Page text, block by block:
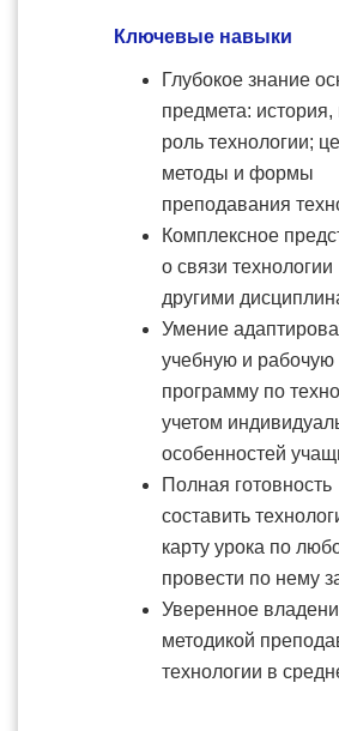
Ключевые навыки
Глубокое знание
предмета: история,
роль технологии;
методы и формы
преподавания
Комплексное
о связи
другими
Умение
учебную и рабочую
программу по
учетом
особенностей
Полная готовность
составить
карту урока по
провести по нему
Уверенное
методикой
технологии в